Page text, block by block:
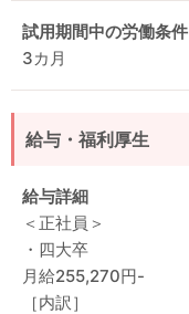
試用期間中の労働条件
3カ月
給与・福利厚生
給与詳細
＜正社員＞
・四大卒
月給255,270円-
［内訳］